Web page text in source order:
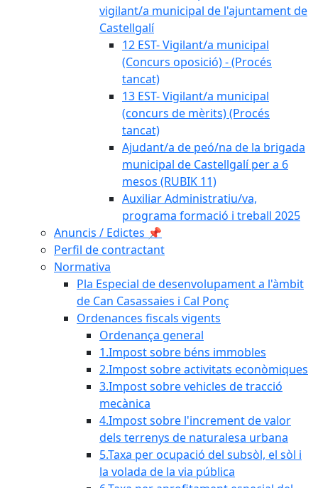
vigilant/a municipal de l'ajuntament de
Castellgalí
12 EST- Vigilant/a municipal
(Concurs oposició) - (Procés
tancat)
13 EST- Vigilant/a municipal
(concurs de mèrits) (Procés
tancat)
Ajudant/a de peó/na de la brigada
municipal de Castellgalí per a 6
mesos (RUBIK 11)
Auxiliar Administratiu/va,
programa formació i treball 2025
Anuncis / Edictes 📌
Perfil de contractant
Normativa
Pla Especial de desenvolupament a l'àmbit
de Can Casassaies i Cal Ponç
Ordenances fiscals vigents
Ordenança general
1.Impost sobre béns immobles
2.Impost sobre activitats econòmiques
3.Impost sobre vehicles de tracció
mecànica
4.Impost sobre l'increment de valor
dels terrenys de naturalesa urbana
5.Taxa per ocupació del subsòl, el sòl i
la volada de la via pública